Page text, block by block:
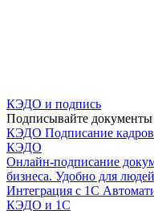
КЭДО и подпись
Подписывайте
КЭДО Подписание
КЭДО
Онлайн-подписание
бизнеса. Удобно для людей
Интеграция с 1С
КЭДО и 1С